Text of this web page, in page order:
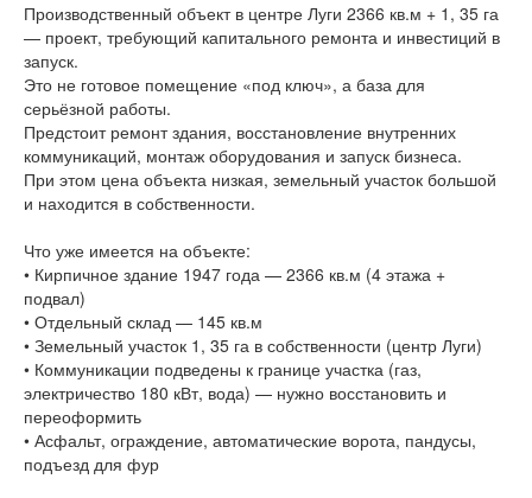
Производственный объект в центре Луги 2366 кв.м + 1, 35 га
— проект, требующий капитального ремонта и инвестиций в
запуск.
Это не готовое помещение «под ключ», а база для
серьёзной работы.
Предстоит ремонт здания, восстановление внутренних
коммуникаций, монтаж оборудования и запуск бизнеса.
При этом цена объекта низкая, земельный участок большой
и находится в собственности.
Что уже имеется на объекте:
• Кирпичное здание 1947 года — 2366 кв.м (4 этажа +
подвал)
• Отдельный склад — 145 кв.м
• Земельный участок 1, 35 га в собственности (центр Луги)
• Коммуникации подведены к границе участка (газ,
электричество 180 кВт, вода) — нужно восстановить и
переоформить
• Асфальт, ограждение, автоматические ворота, пандусы,
подъезд для фур